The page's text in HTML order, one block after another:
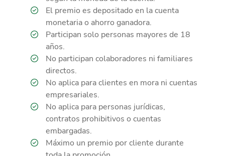
El premio es depositado en la cuenta
monetaria o ahorro ganadora.
Participan solo personas mayores de 18
años.
No participan colaboradores ni familiares
directos.
No aplica para clientes en mora ni cuentas
empresariales.
No aplica para personas jurídicas,
contratos prohibitivos o cuentas
embargadas.
Máximo un premio por cliente durante